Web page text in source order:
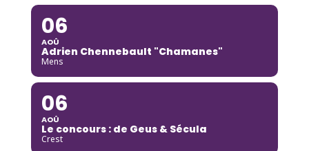
06
AOÛ
Adrien Chennebault "Chamanes"
Mens
06
AOÛ
Le concours : de Geus & Sécula
Crest